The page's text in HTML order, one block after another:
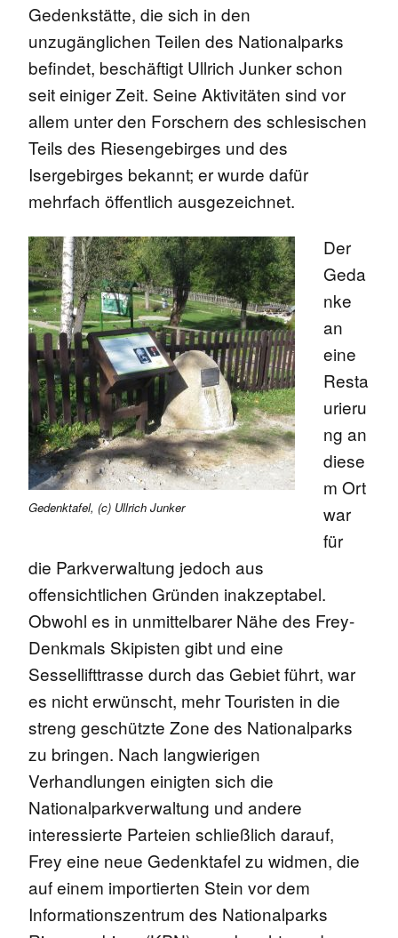
Gedenkstätte, die sich in den
unzugänglichen Teilen des Nationalparks
befindet, beschäftigt Ullrich Junker schon
seit einiger Zeit. Seine Aktivitäten sind vor
allem unter den Forschern des schlesischen
Teils des Riesengebirges und des
Isergebirges bekannt; er wurde dafür
mehrfach öffentlich ausgezeichnet.
Gedenktafel, (c) Ullrich Junker
Der
Geda
nke
an
eine
Resta
urieru
ng an
diese
m Ort
war
für
die Parkverwaltung jedoch aus
offensichtlichen Gründen inakzeptabel.
Obwohl es in unmittelbarer Nähe des Frey-
Denkmals Skipisten gibt und eine
Sessellifttrasse durch das Gebiet führt, war
es nicht erwünscht, mehr Touristen in die
streng geschützte Zone des Nationalparks
zu bringen. Nach langwierigen
Verhandlungen einigten sich die
Nationalparkverwaltung und andere
interessierte Parteien schließlich darauf,
Frey eine neue Gedenktafel zu widmen, die
auf einem importierten Stein vor dem
Informationszentrum des Nationalparks